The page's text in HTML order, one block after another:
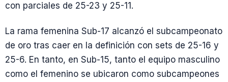
con parciales de 25-23 y 25-11.
La rama femenina Sub-17 alcanzó el subcampeonato
de oro tras caer en la definición con sets de 25-16 y
25-6. En tanto, en Sub-15, tanto el equipo masculino
como el femenino se ubicaron como subcampeones